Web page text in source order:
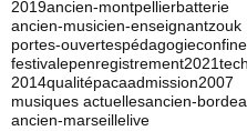
2019ancien-montpellierbatterie
ancien-musicien-enseignantzouk
portes-ouvertespédagogie
festivalepenregistrement2021
2014qualitépacaadmission2007
musiques actuellesancien-
ancien-marseillelive